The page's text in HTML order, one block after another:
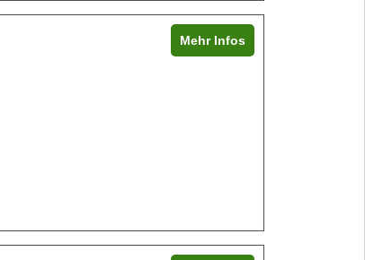
Mehr Infos